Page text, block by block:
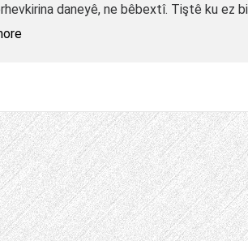
daneyê, ne bêbextî. Tiştê ku ez